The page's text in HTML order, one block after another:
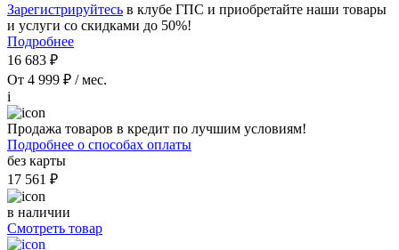
Зарегистрируйтесь в клубе ГПС и приобретайте наши товары
и услуги со скидками до 50%!
Подробнее
16 683 ₽
От 4 999 ₽ / мес.
i
Продажа товаров в кредит по лучшим условиям!
Подробнее о способах оплаты
без карты
17 561 ₽
в наличии
Смотреть товар